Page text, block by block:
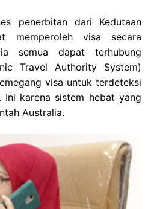
penerbitan dari Kedutaan
memperoleh visa secara
semua dapat terhubung
Travel Authority System)
visa untuk terdeteksi
Ini karena sistem hebat yang
Australia.